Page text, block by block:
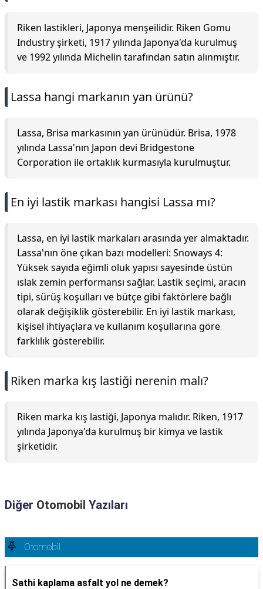
Riken lastikleri, Japonya menşeilidir. Riken Gomu
Industry şirketi, 1917 yılında Japonya'da kurulmuş
ve 1992 yılında Michelin tarafından satın alınmıştır.
Lassa hangi markanın yan ürünü?
Lassa, Brisa markasının yan ürünüdür. Brisa, 1978
yılında Lassa'nın Japon devi Bridgestone
Corporation ile ortaklık kurmasıyla kurulmuştur.
En iyi lastik markası hangisi Lassa mı?
Lassa, en iyi lastik markaları arasında yer almaktadır.
Lassa'nın öne çıkan bazı modelleri: Snoways 4:
Yüksek sayıda eğimli oluk yapısı sayesinde üstün
ıslak zemin performansı sağlar. Lastik seçimi, aracın
tipi, sürüş koşulları ve bütçe gibi faktörlere bağlı
olarak değişiklik gösterebilir. En iyi lastik markası,
kişisel ihtiyaçlara ve kullanım koşullarına göre
farklılık gösterebilir.
Riken marka kış lastiği nerenin malı?
Riken marka kış lastiği, Japonya malıdır. Riken, 1917
yılında Japonya'da kurulmuş bir kimya ve lastik
şirketidir.
Diğer Otomobil Yazıları
Otomobil
Sathi kaplama asfalt yol ne demek?